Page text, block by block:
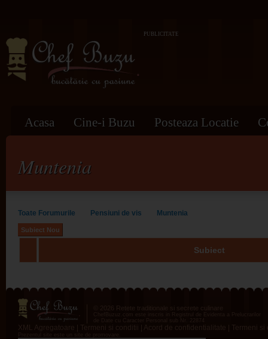
PUBLICITATE
Acasa Cine-i Buzu Posteaza Locatie
Muntenia
Toate Forumurile Pensiuni de vis Muntenia
Subiect Nou
Subiect
© 2026 Retete traditionale si secrete culinare
XML Agregatoare Termeni si conditii Acord de confidentialitate Termeni